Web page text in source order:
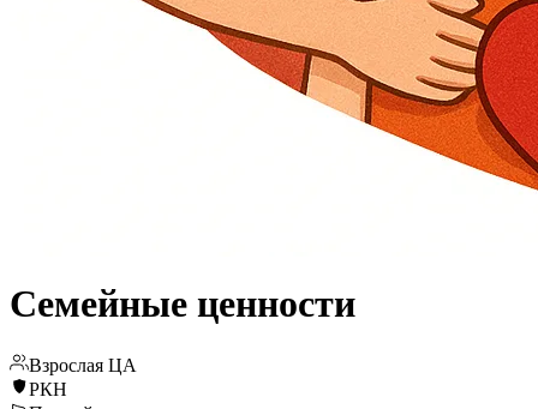
Семейные ценности
Взрослая ЦА
РКН